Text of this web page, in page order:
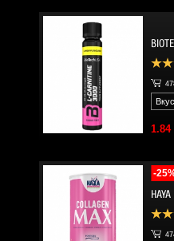
-